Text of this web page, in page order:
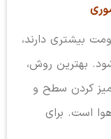
بیشتری دارند،
بهترین روش،
کردن سطح و
است. برای